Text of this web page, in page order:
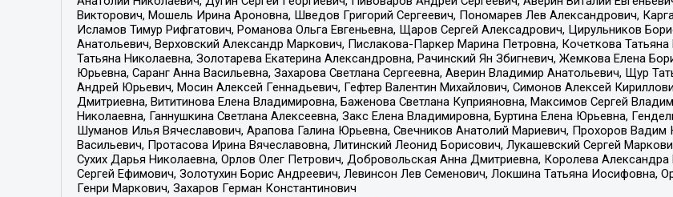
Викторович, Мошель Ирина Ароновна, Шведов Григорий Сергеевич, Пономарев Лев Александрович,
Исламов Тимур Рифгатович, Романова Ольга Евгеньевна, Щаров Сергей Алексадрович, Цирульников
Анатольевич, Верховский Александр Маркович, Пислакова-Паркер Марина Петровна, Кочеткова
Татьяна Николаевна, Золотарева Екатерина Александровна, Рачинский Ян Збигневич, Жемкова Елена
Юрьевна, Саранг Анна Васильевна, Захарова Светлана Сергеевна, Аверин Владимир Анатольевич, Щур
Андрей Юрьевич, Мосин Алексей Геннадьевич, Гефтер Валентин Михайлович, Симонов Алексей
Дмитриевна, Вититинова Елена Владимировна, Баженова Светлана Куприяновна, Максимов Сергей
Николаевна, Ганнушкина Светлана Алексеевна, Закс Елена Владимировна, Буртина Елена Юрьевна,
Шуманов Илья Вячеславович, Арапова Галина Юрьевна, Свечников Анатолий Мариевич, Прохоров
Васильевич, Протасова Ирина Вячеславовна, Литинский Леонид Борисович, Лукашевский Сергей
Сухих Дарья Николаевна, Орлов Олег Петрович, Добровольская Анна Дмитриевна, Королева
Сергей Ефимович, Золотухин Борис Андреевич, Левинсон Лев Семенович, Локшина Татьяна Иосифовна,
Генри Маркович, Захаров Герман Константинович